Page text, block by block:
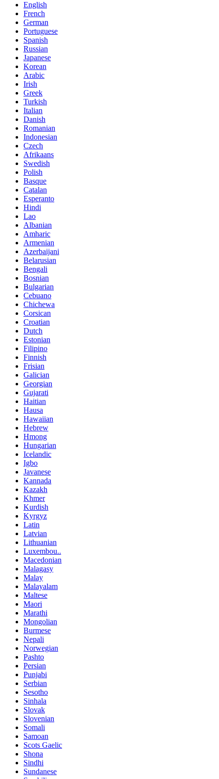
English
French
German
Portuguese
Spanish
Russian
Japanese
Korean
Arabic
Irish
Greek
Turkish
Italian
Danish
Romanian
Indonesian
Czech
Afrikaans
Swedish
Polish
Basque
Catalan
Esperanto
Hindi
Lao
Albanian
Amharic
Armenian
Azerbaijani
Belarusian
Bengali
Bosnian
Bulgarian
Cebuano
Chichewa
Corsican
Croatian
Dutch
Estonian
Filipino
Finnish
Frisian
Galician
Georgian
Gujarati
Haitian
Hausa
Hawaiian
Hebrew
Hmong
Hungarian
Icelandic
Igbo
Javanese
Kannada
Kazakh
Khmer
Kurdish
Kyrgyz
Latin
Latvian
Lithuanian
Luxembou..
Macedonian
Malagasy
Malay
Malayalam
Maltese
Maori
Marathi
Mongolian
Burmese
Nepali
Norwegian
Pashto
Persian
Punjabi
Serbian
Sesotho
Sinhala
Slovak
Slovenian
Somali
Samoan
Scots Gaelic
Shona
Sindhi
Sundanese